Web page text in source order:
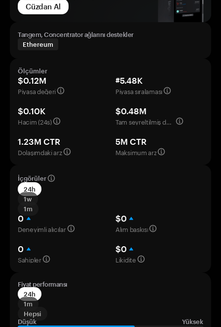
Cüzdan Al
Tangem, Concentrator ağlarını destekler
Ethereum
Ölçümler
$0.12M
Piyasa değeri
#5.48K
Piyasa sıralaması
$0.10K
Hacim (24s)
$0.48M
Tam seyreltilmiş değerleme
1.23M CTR
Dolaşımdaki arz
5M CTR
Maksimum arz
İçgörüler
24h
1w
1m
0
Deneyimli alıcılar
$0
Alım baskısı
0
Sahipler
$0
Likidite
Fiyat performansı
24h
1m
Hepsi
Düşük
Yüksek